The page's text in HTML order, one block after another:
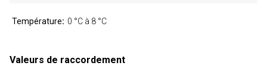
Température 0 °C à 8 °C
Valeurs de raccordement